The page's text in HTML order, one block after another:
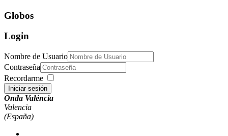
Globos
Login
Nombre de Usuario
Contraseña
Recordarme
Iniciar sesión
Onda Valéncia
Valencia
(España)